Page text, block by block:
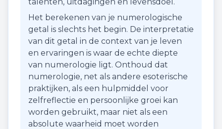
Het berekenen van je numerologische
getal is slechts het begin. De interpretatie
van dit getal in de context van je leven
en ervaringen is waar de echte diepte
van numerologie ligt. Onthoud dat
numerologie, net als andere esoterische
praktijken, als een hulpmiddel voor
zelfreflectie en persoonlijke groei kan
worden gebruikt, maar niet als een
absolute waarheid moet worden